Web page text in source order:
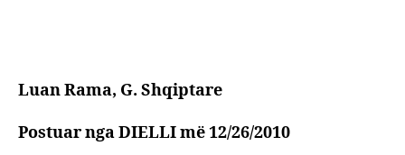
Luan Rama, G. Shqiptare
Postuar nga DIELLI më 12/26/2010